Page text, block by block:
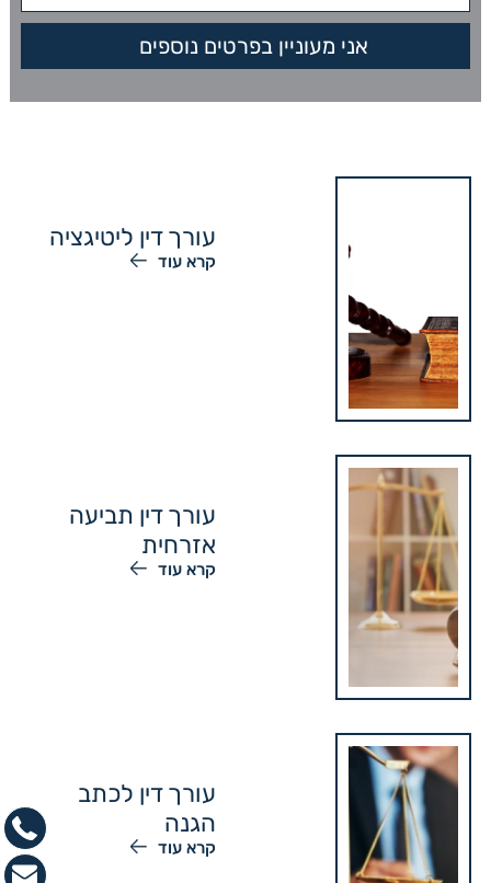
עורך דין ליטיגציה
קרא עוד
עורך דין תביעה
אזרחית
קרא עוד
עורך דין לכתב
הגנה
קרא עוד